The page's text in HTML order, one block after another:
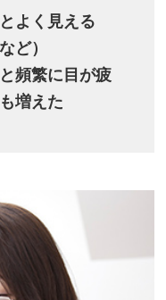
よく見える
ど）
頻繁に目が疲
増えた